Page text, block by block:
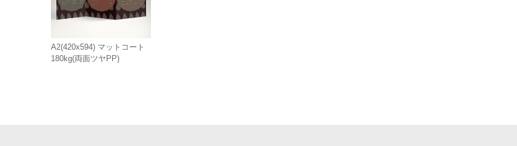
A2(420x594) マットコート
180kg(両面ツヤPP)